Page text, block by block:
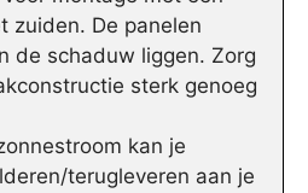
zuiden. De panelen
de schaduw liggen. Zorg
sterk genoeg
kan je
terugleveren aan je